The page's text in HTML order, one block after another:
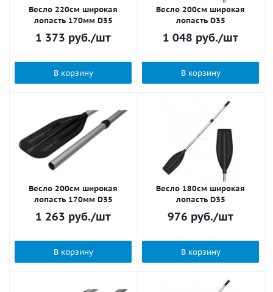
Весло 220см широкая
лопасть 170мм D35
1 373 руб./шт
В корзину
Весло 200см широкая
лопасть D35
1 048 руб./шт
В корзину
Весло 200см широкая
лопасть 170мм D35
1 263 руб./шт
В корзину
Весло 180см широкая
лопасть D35
976 руб./шт
В корзину